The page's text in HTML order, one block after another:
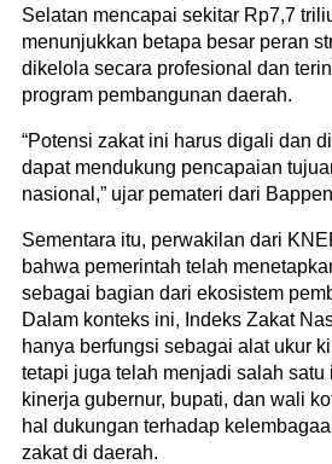
Selatan mencapai sekitar Rp7,7
menunjukkan betapa besar peran
dikelola secara profesional dan
program pembangunan daerah.
“Potensi zakat ini harus digali dan
dapat mendukung pencapaian
nasional,” ujar pemateri dari
Sementara itu, perwakilan dari
bahwa pemerintah telah
sebagai bagian dari ekosistem
Dalam konteks ini, Indeks Zakat
hanya berfungsi sebagai alat ukur
tetapi juga telah menjadi salah
kinerja gubernur, bupati, dan wali
hal dukungan terhadap
zakat di daerah.